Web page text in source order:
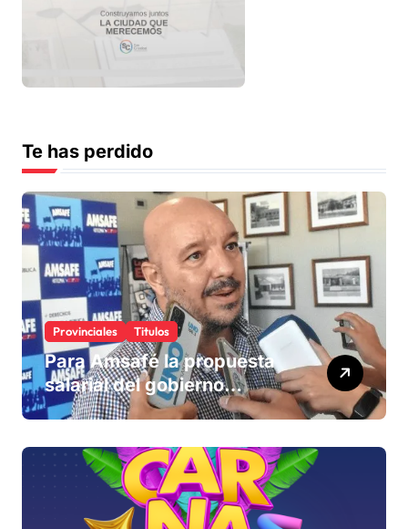
Te has perdido
Provinciales Titulos
Para Amsafé la propuesta
salarial del gobierno
«queda corta» y el viernes
rechaza